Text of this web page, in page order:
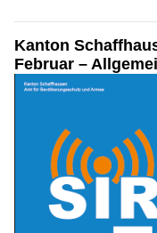
Kanton
Februar –